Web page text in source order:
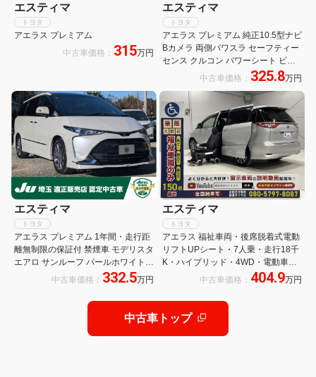
エスティマ
トヨタ
アエラス プレミアム
中古車価格： 315万円
エスティマ
トヨタ
アエラス プレミアム 純正10.5型ナビ
Bカメラ 両側パワスラ セーフティー
センス クルコン パワーシート ビル
トインETC 純正前ドラレコ 社外フロ
アマット 革巻きステアリング ステア
リングスイッチ スマートキー
中古車価格： 325.8万円
エスティマ
トヨタ
アエラス プレミアム 1年間・走行距
離無制限の保証付 禁煙車 モデリスタ
エアロ サンルーフ パールホワイト
後席モニター バックモニターLEDヘ
乗り クルーズコントロール アルミホ
中古車価格： 332.5万円
エスティマ
トヨタ
アエラス 福祉車両・後席脱着式電動
リフトUPシート・7人乗・走行18千
K・ハイブリッド・4WD・電動車イ
ス仕様・運転席パワーシート・左右
ト・スマートキー・TV・ナビ
中古車価格： 404.9万円
中古車トップ